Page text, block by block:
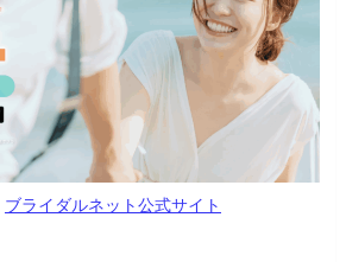
ブライダルネット公式サイト